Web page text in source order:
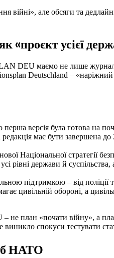
війні», але обсяги та
«проєкт усієї
DEU маємо не лише
Deutschland –
версія була готова на
має бути завершена до
Національної стратегії
рівні держави й суспільства,
підтримкою – від
цивільній обороні, а
план «почати війну», а
спокуси тестувати
НАТО